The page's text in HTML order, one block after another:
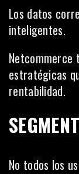
Los datos
inteligentes.
Netcommerce
estratégicas
rentabilidad.
No todos los